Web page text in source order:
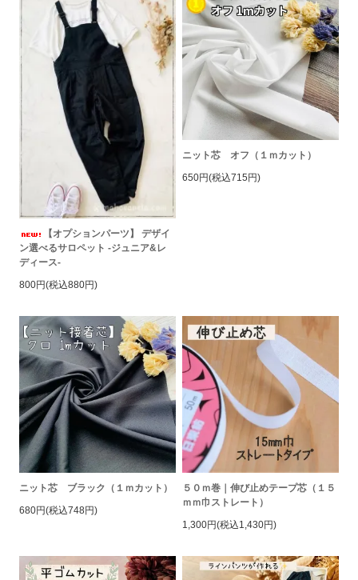
【オプションパーツ】 デザイ
ン選べるサロペット -ジュニア&レ
ディース-
800円(税込880円)
ニット芯 オフ（１ｍカット）
650円(税込715円)
ニット芯 ブラック（１ｍカット）
680円(税込748円)
５０ｍ巻｜伸び止めテープ芯（１５
ｍｍ巾ストレート）
1,300円(税込1,430円)